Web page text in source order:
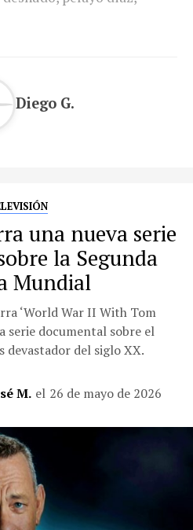
Diego G.
una nueva serie
la Segunda
Mundial
‘World War II With Tom
serie documental sobre el
devastador del siglo XX.
M. el 26 de mayo de 2026